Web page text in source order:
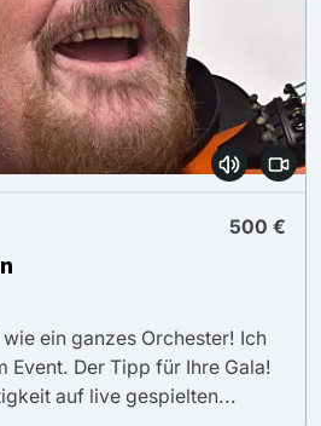
500 €
ein ganzes Orchester! Ich
Event. Der Tipp für Ihre Gala!
auf live gespielten...